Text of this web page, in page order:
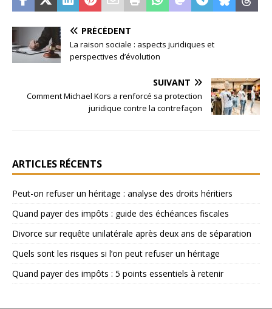
PRÉCÉDENT
La raison sociale : aspects juridiques et
perspectives d’évolution
SUIVANT
Comment Michael Kors a renforcé sa protection
juridique contre la contrefaçon
ARTICLES RÉCENTS
Peut-on refuser un héritage : analyse des droits héritiers
Quand payer des impôts : guide des échéances fiscales
Divorce sur requête unilatérale après deux ans de séparation
Quels sont les risques si l’on peut refuser un héritage
Quand payer des impôts : 5 points essentiels à retenir